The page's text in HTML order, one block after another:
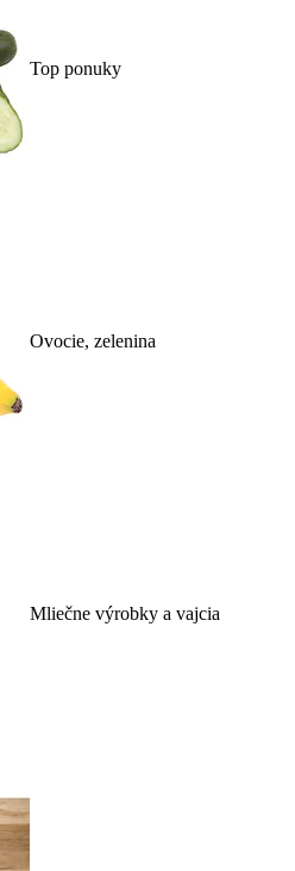
Top ponuky
Ovocie, zelenina
Mliečne výrobky a vajcia